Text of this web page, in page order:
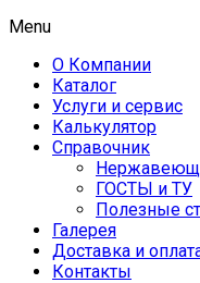
Menu
О Компании
Каталог
Услуги и сервис
Калькулятор
Справочник
ГОСТЫ и ТУ
Полезные
Галерея
Доставка и
Контакты